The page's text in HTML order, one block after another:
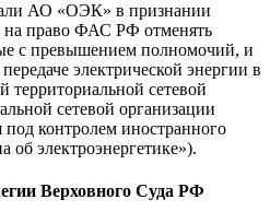
АО «ОЭК» в признании
на право ФАС РФ отменять
с превышением полномочий, и
электрической энергии в
территориальной сетевой
сетевой организации
контролем иностранного
об электроэнергетике»).
Верховного Суда РФ